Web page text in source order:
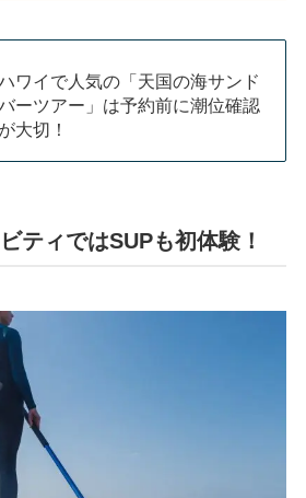
ワイで人気の「天国の海サンド
ーツアー」は予約前に潮位確認
が大切！
ティではSUPも初体験！